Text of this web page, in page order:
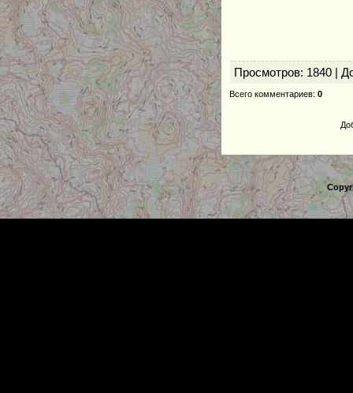
Просмотров: 1840 |
Всего комментариев: 0